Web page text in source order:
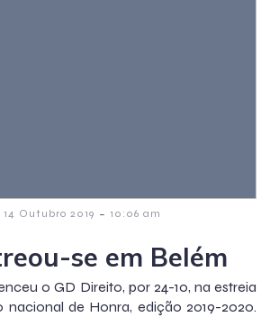
14 Outubro 2019 - 10:06 am
se em Belém
o GD Direito, por 24-10, na estreia
de Honra, edição 2019-2020.